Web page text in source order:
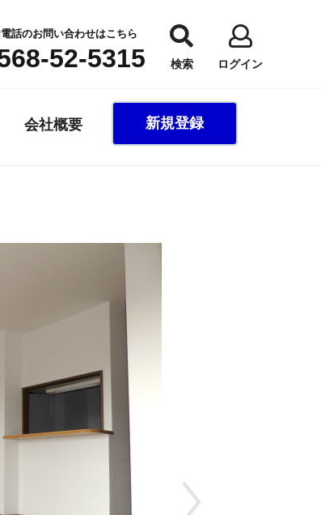
ログイン
検索
話のお問い合わせはこちら
52-5315
会社概要 新規登録